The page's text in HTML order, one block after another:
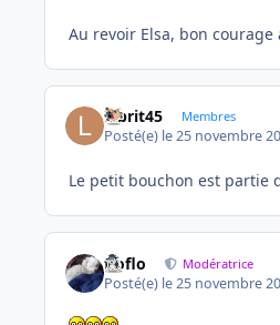
Au revoir Elsa, bon
labrit45 Membres
Posté(e) le 25 novembre
Le petit bouchon est partie
floflo Modératrice
Posté(e) le 25 novembre